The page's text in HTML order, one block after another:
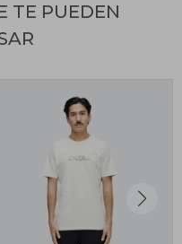
TE PUEDEN